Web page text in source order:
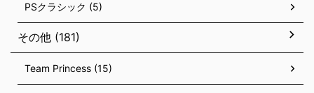
PSクラシック (5)
その他 (181)
Team Princess (15)